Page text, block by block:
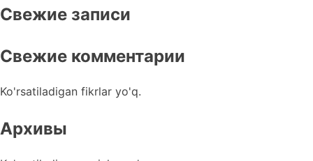
Свежие записи
Свежие комментарии
Ko'rsatiladigan fikrlar yo'q.
Архивы